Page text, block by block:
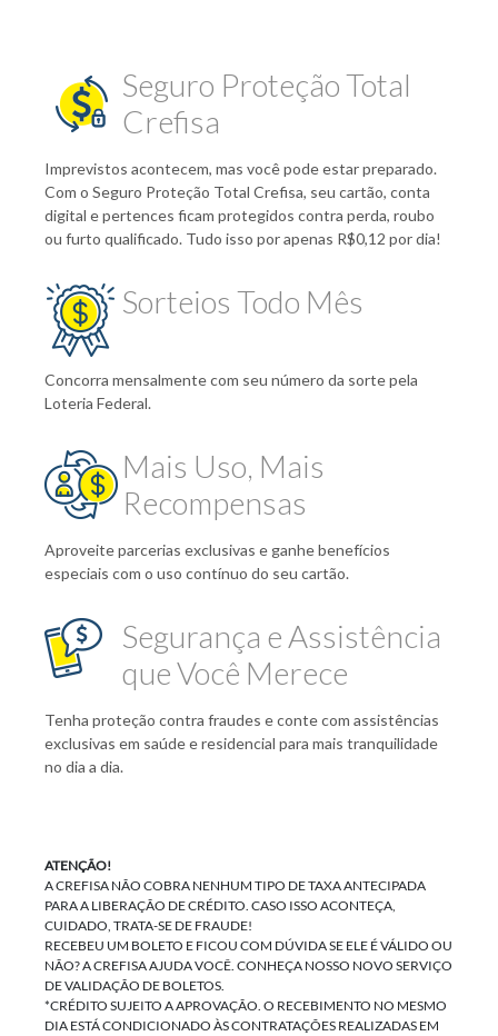
Seguro Proteção Total
Crefisa
Imprevistos acontecem, mas você pode estar preparado.
Com o Seguro Proteção Total Crefisa, seu cartão, conta
digital e pertences ficam protegidos contra perda, roubo
ou furto qualificado. Tudo isso por apenas R$0,12 por dia!
Sorteios Todo Mês
Concorra mensalmente com seu número da sorte pela
Loteria Federal.
Mais Uso, Mais
Recompensas
Aproveite parcerias exclusivas e ganhe benefícios
especiais com o uso contínuo do seu cartão.
Segurança e Assistência
que Você Merece
Tenha proteção contra fraudes e conte com assistências
exclusivas em saúde e residencial para mais tranquilidade
no dia a dia.
ATENÇÃO!
A CREFISA NÃO COBRA NENHUM TIPO DE TAXA ANTECIPADA
PARA A LIBERAÇÃO DE CRÉDITO. CASO ISSO ACONTEÇA,
CUIDADO, TRATA-SE DE FRAUDE!
RECEBEU UM BOLETO E FICOU COM DÚVIDA SE ELE É VÁLIDO OU
NÃO? A CREFISA AJUDA VOCÊ. CONHEÇA NOSSO NOVO SERVIÇO
DE VALIDAÇÃO DE BOLETOS.
*CRÉDITO SUJEITO A APROVAÇÃO. O RECEBIMENTO NO MESMO
DIA ESTÁ CONDICIONADO ÀS CONTRATAÇÕES REALIZADAS EM